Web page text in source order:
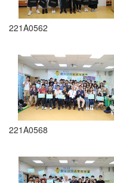
221A0562
221A0568